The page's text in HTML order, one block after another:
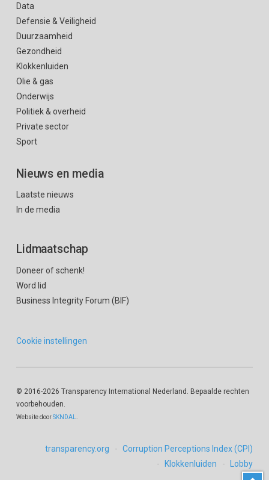
Data
Defensie & Veiligheid
Duurzaamheid
Gezondheid
Klokkenluiden
Olie & gas
Onderwijs
Politiek & overheid
Private sector
Sport
Nieuws en media
Laatste nieuws
In de media
Lidmaatschap
Doneer of schenk!
Word lid
Business Integrity Forum (BIF)
Cookie instellingen
© 2016-2026 Transparency International Nederland. Bepaalde rechten
voorbehouden.
Website doorSKNDAL
transparency.org
Corruption Perceptions Index (CPI)
Klokkenluiden
Lobby